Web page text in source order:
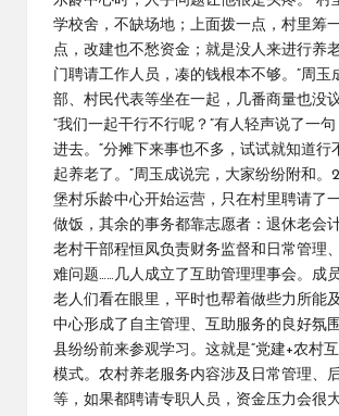
学校舍，不缺场地；上面拨一点，村里筹
点，改建也不愁资金；就是没人来进行养
门聘请工作人员，凑的钱根本不够。”周玉
部、村民代表等坐在一起，几番商量也没
“我们一起干行不行呢？”有人轻声说了一
进去。“分摊下来事也不多，试试就知道行
起养老了。”周玉成说完，大家纷纷附和。
堡村乐龄中心开始运营，只在村里聘请了
做饭，其余的事务都靠志愿者：退休老会
老村干部程恒凤负责财务监督和日常管理
难问题……几人成立了互助管理理事会。成
老人们看在眼里，平时也帮着做些力所能
中心形成了自主管理、互助服务的良好氛
县纷纷前来参观学习。这就是“党建+农村
模式。农村养老服务内容涉及日常管理、
等，如果都聘请专职人员，资金压力会很